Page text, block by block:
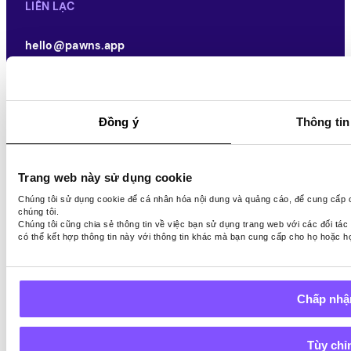
Đồng ý Thông
Trang web này sử dụng cookie
Chúng tôi sử dụng cookie để cá nhân hóa nội dung và quảng cáo, để cung
chúng tôi.
Chúng tôi cũng chia sẻ thông tin về việc bạn sử dụng trang web với các đối
có thể kết hợp thông tin này với thông tin khác mà bạn cung cấp cho họ hoặc
Chấp
Tùy
LIÊN LẠC
hello@pawns.app
TÌM CHÚNG TÔI Ở ĐÂY
Đối tác thanh toán của chúng tôi
© 2026 Pawns.app Đã đăng ký Bản quyền
Thu nhập thay đổi tùy theo vị trí, thời gian sử dụng và cơ hội có